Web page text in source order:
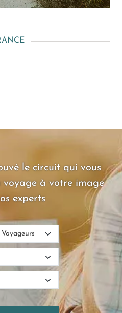
le circuit qui vous
voyage à votre image
experts